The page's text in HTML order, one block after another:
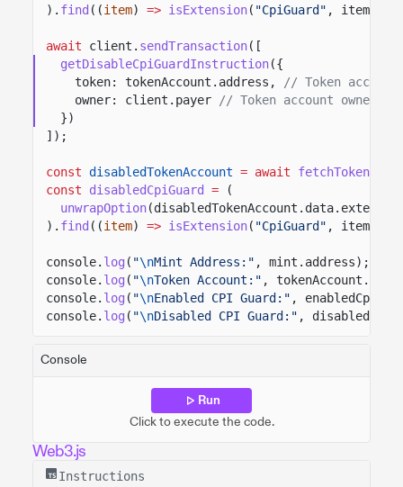
). find ((item) => isExtension( "CpiGuard" , item));
await client. sendTransaction([
getDisableCpiGuardInstruction({
token: tokenAccount.address,
// Token
owner: client.payer
// Token account owner
})
]);
const disabledTokenAccount = await fetchToken
const
disabledCpiGuard =
(
unwrapOption
). find ((item) => isExtension( "CpiGuard" , item));
console. log ( "\nMint Address:" , mint.address);
console. log ( "\nToken Account:" ,
console. log ( "\nEnabled CPI Guard:" ,
console. log ( "\nDisabled CPI Guard:" ,
Console
Run
Click to execute the code.
Web3.js
Instructions